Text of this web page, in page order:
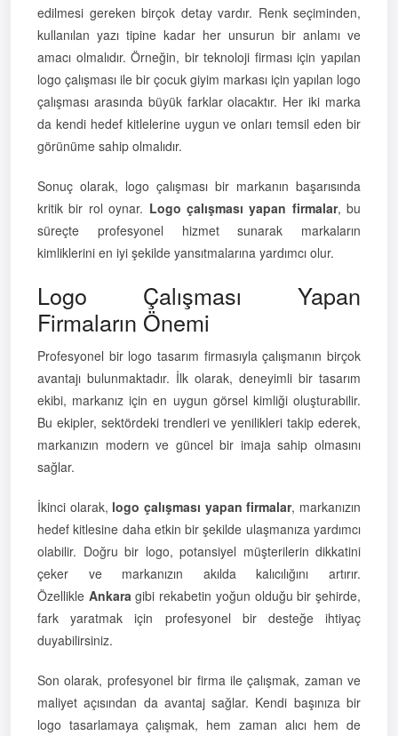
edilmesi gereken birçok detay vardır. Renk seçiminden,
kullanılan yazı tipine kadar her unsurun bir anlamı ve
amacı olmalıdır. Örneğin, bir teknoloji firması için yapılan
logo çalışması ile bir çocuk giyim markası için yapılan logo
çalışması arasında büyük farklar olacaktır. Her iki marka
da kendi hedef kitlelerine uygun ve onları temsil eden bir
görünüme sahip olmalıdır.
Sonuç olarak, logo çalışması bir markanın başarısında
kritik bir rol oynar. Logo çalışması yapan firmalar, bu
süreçte profesyonel hizmet sunarak markaların
kimliklerini en iyi şekilde yansıtmalarına yardımcı olur.
Logo Çalışması Yapan
Firmaların Önemi
Profesyonel bir logo tasarım firmasıyla çalışmanın birçok
avantajı bulunmaktadır. İlk olarak, deneyimli bir tasarım
ekibi, markanız için en uygun görsel kimliği oluşturabilir.
Bu ekipler, sektördeki trendleri ve yenilikleri takip ederek,
markanızın modern ve güncel bir imaja sahip olmasını
sağlar.
İkinci olarak, logo çalışması yapan firmalar, markanızın
hedef kitlesine daha etkin bir şekilde ulaşmanıza yardımcı
olabilir. Doğru bir logo, potansiyel müşterilerin dikkatini
çeker ve markanızın akılda kalıcılığını artırır.
Özellikle Ankara gibi rekabetin yoğun olduğu bir şehirde,
fark yaratmak için profesyonel bir desteğe ihtiyaç
duyabilirsiniz.
Son olarak, profesyonel bir firma ile çalışmak, zaman ve
maliyet açısından da avantaj sağlar. Kendi başınıza bir
logo tasarlamaya çalışmak, hem zaman alıcı hem de